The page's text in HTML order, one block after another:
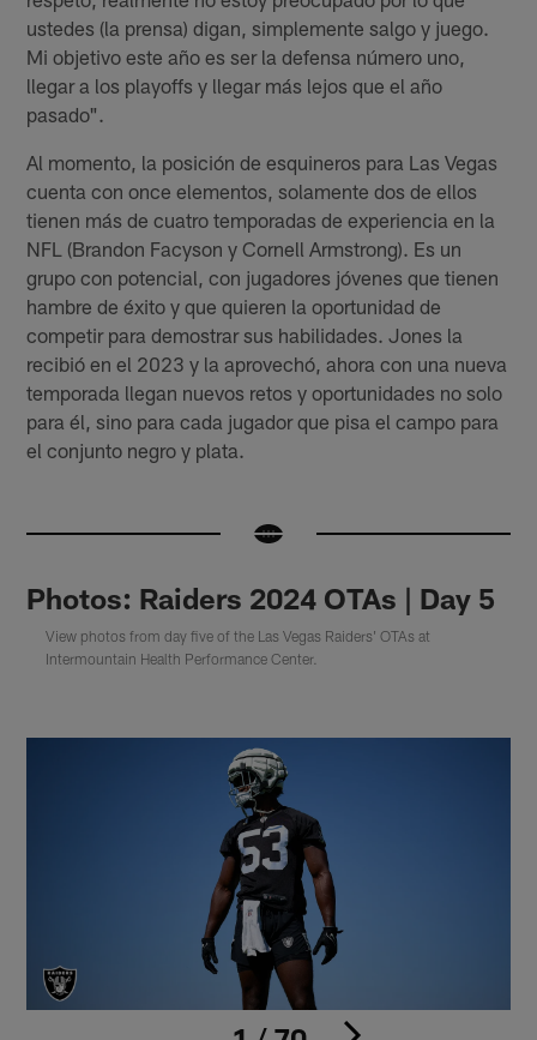
ustedes (la prensa) digan, simplemente salgo y juego.
Mi objetivo este año es ser la defensa número uno,
llegar a los playoffs y llegar más lejos que el año
pasado".
Al momento, la posición de esquineros para Las Vegas
cuenta con once elementos, solamente dos de ellos
tienen más de cuatro temporadas de experiencia en la
NFL (Brandon Facyson y Cornell Armstrong). Es un
grupo con potencial, con jugadores jóvenes que tienen
hambre de éxito y que quieren la oportunidad de
competir para demostrar sus habilidades. Jones la
recibió en el 2023 y la aprovechó, ahora con una nueva
temporada llegan nuevos retos y oportunidades no solo
para él, sino para cada jugador que pisa el campo para
el conjunto negro y plata.
Photos: Raiders 2024 OTAs | Day 5
View photos from day five of the Las Vegas Raiders' OTAs at
Intermountain Health Performance Center.